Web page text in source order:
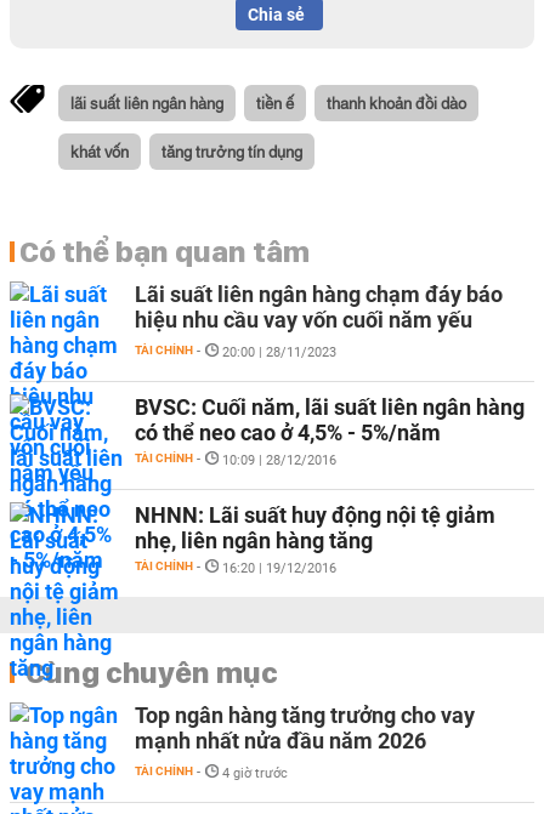
Chia sẻ
lãi suất liên ngân hàng tiền ế thanh khoản đồi dào
khát vốn tăng trưởng tín dụng
Có thể bạn quan tâm
Lãi suất liên ngân hàng chạm đáy báo
hiệu nhu cầu vay vốn cuối năm yếu
TÀI CHÍNH - 20:00 | 28/11/2023
BVSC: Cuối năm, lãi suất liên ngân hàng
có thể neo cao ở 4,5% - 5%/năm
TÀI CHÍNH - 10:09 | 28/12/2016
NHNN: Lãi suất huy động nội tệ giảm
nhẹ, liên ngân hàng tăng
TÀI CHÍNH - 16:20 | 19/12/2016
Cùng chuyên mục
Top ngân hàng tăng trưởng cho vay
mạnh nhất nửa đầu năm 2026
TÀI CHÍNH - 4 giờ trước